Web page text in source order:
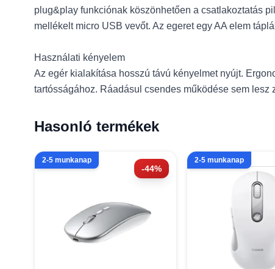
plug&play funkciónak köszönhetően a csatlakoztatás
mellékelt micro USB vevőt. Az egeret egy AA elem
Használati kényelem
Az egér kialakítása hosszú távú kényelmet nyújt.
tartósságához. Ráadásul csendes működése sem
Hasonló termékek
-44%
2-5 munkanap 2-5 munkanap